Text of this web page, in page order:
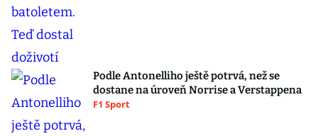
Podle Antonelliho ještě potrvá, než se
dostane na úroveň Norrise a Verstappena
F1 Sport